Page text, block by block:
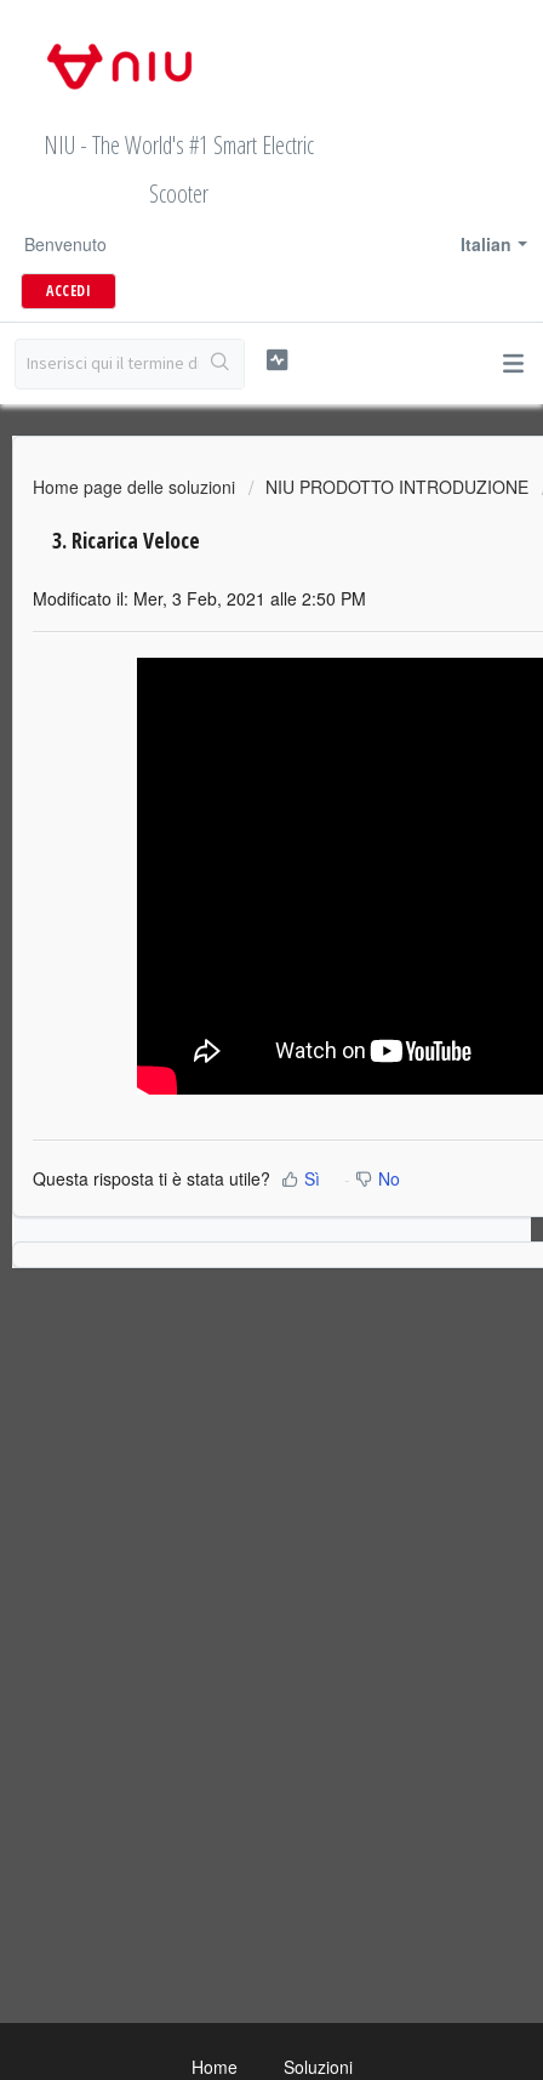
NIU - The World's #1 Smart Electric
Scooter
Italian
Benvenuto
ACCEDI
Home page delle soluzioni NIU PRODOTTO INTRODUZIONE
3. Ricarica Veloce
Modificato il: Mer, 3 Feb, 2021 alle 2:50 PM
Questa risposta ti è stata utile? Sì No
Home Soluzioni